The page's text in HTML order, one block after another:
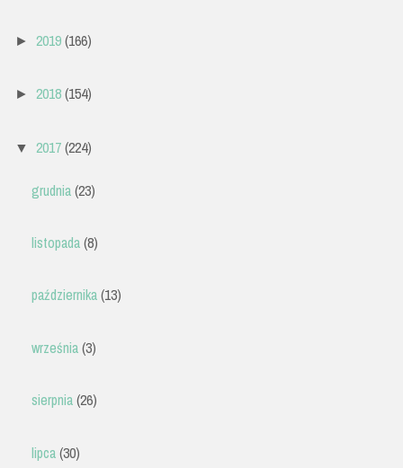
► 2019(166)
► 2018(154)
▼ 2017(224)
grudnia(23)
listopada(8)
października(13)
września(3)
sierpnia(26)
lipca(30)